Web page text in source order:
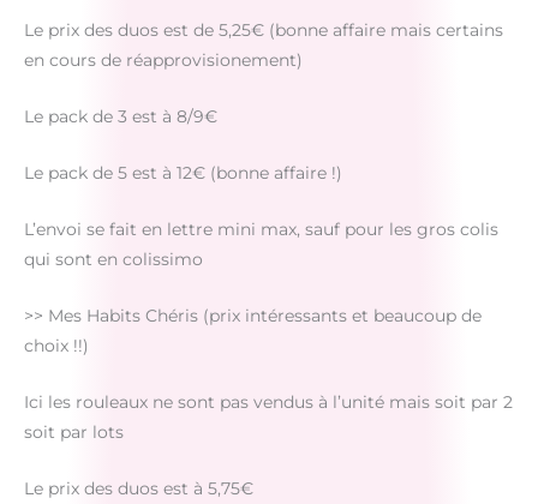
Le prix des duos est de 5,25€ (bonne affaire mais certains
en cours de réapprovisionement)
Le pack de 3 est à 8/9€
Le pack de 5 est à 12€ (bonne affaire !)
L’envoi se fait en lettre mini max, sauf pour les gros colis
qui sont en colissimo
>> Mes Habits Chéris (prix intéressants et beaucoup de
choix !!)
Ici les rouleaux ne sont pas vendus à l’unité mais soit par 2
soit par lots
Le prix des duos est à 5,75€